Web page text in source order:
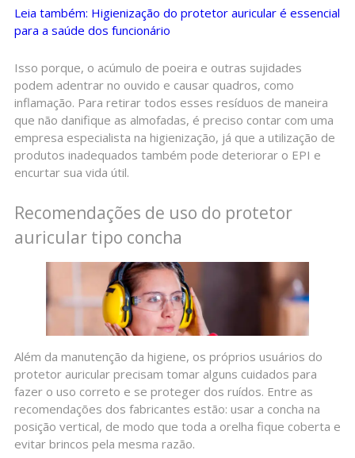
Leia também: Higienização do protetor auricular é essencial
para a saúde dos funcionário
Isso porque, o acúmulo de poeira e outras sujidades
podem adentrar no ouvido e causar quadros, como
inflamação. Para retirar todos esses resíduos de maneira
que não danifique as almofadas, é preciso contar com uma
empresa especialista na higienização, já que a utilização de
produtos inadequados também pode deteriorar o EPI e
encurtar sua vida útil.
Recomendações de uso do protetor
auricular tipo concha
Além da manutenção da higiene, os próprios usuários do
protetor auricular precisam tomar alguns cuidados para
fazer o uso correto e se proteger dos ruídos. Entre as
recomendações dos fabricantes estão: usar a concha na
posição vertical, de modo que toda a orelha fique coberta e
evitar brincos pela mesma razão.